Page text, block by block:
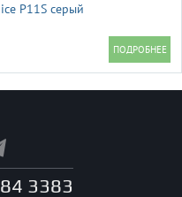
P11S серый
3383